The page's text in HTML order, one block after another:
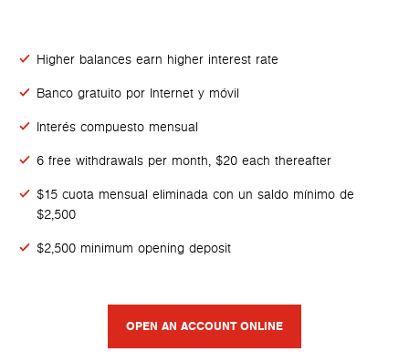
Higher balances earn higher interest rate
Banco gratuito por Internet y móvil
Interés compuesto mensual
6 free withdrawals per month, $20 each thereafter
$15 cuota mensual eliminada con un saldo mínimo de
$2,500
$2,500 minimum opening deposit
OPEN AN ACCOUNT ONLINE